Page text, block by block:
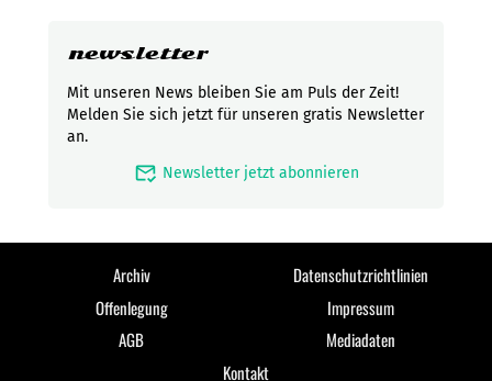
newsletter
Mit unseren News bleiben Sie am Puls der Zeit!
Melden Sie sich jetzt für unseren gratis Newsletter
an.
mark_email_read Newsletter jetzt abonnieren
Archiv
Datenschutzrichtlinien
Offenlegung
Impressum
AGB
Mediadaten
Kontakt